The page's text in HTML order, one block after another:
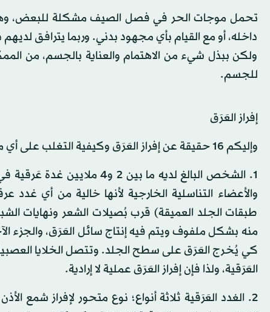
تحمل موجات الحر في فصل الصيف مشكلة للبعض، وهي
داخله، أو مع القيام بأي مجهود بدني. وربما يترافق
ولكن ببذل شيء من الاهتمام والعناية بالجسم، من
للجسم.
إفراز العَرَق
وإليكم 16 حقيقة عن إفراز العَرَق وكيفية التغلب على أي مشكلات قد تنجم عن تلك العملية الطبيعية في الجسم، وهي:
1. الشخص البالغ لديه ما
طبقات الجلد العميقة) قرب بُصيلات الشعر ونهايات
منه بشكل ملفوف ويتم فيه إنتاج سائل العَرَق، والجزء
العَرَقية، ولذا فإن إفراز العَرَق عملية لا إرادية.
2. الغدد العَرَقية ثلاثة أنواع؛ نوع متحور لإفراز شمع